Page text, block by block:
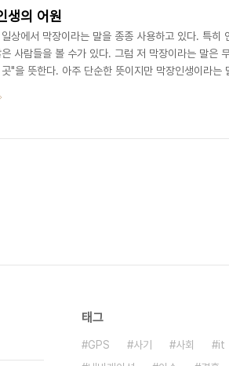
생의 어원
상에서 막장이라는 말을 종종 사용하고 있다. 특히
사람들을 볼 수가 있다. 그럼 저 막장이라는 말은
"을 뜻한다. 아주 단순한 뜻이지만 막장인생이라는
만 막장이라고 우리말 할 때는 탄광의 막장을 의미한
쉽지 않았다. 막장에 들어간다는게 얼마나 암울하
태그
GPS 사기 사회 it